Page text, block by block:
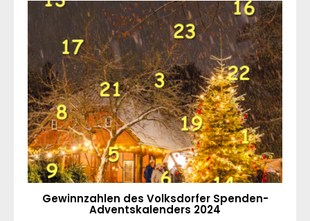
Gewinnzahlen des Volksdorfer Spenden-
Adventskalenders 2024